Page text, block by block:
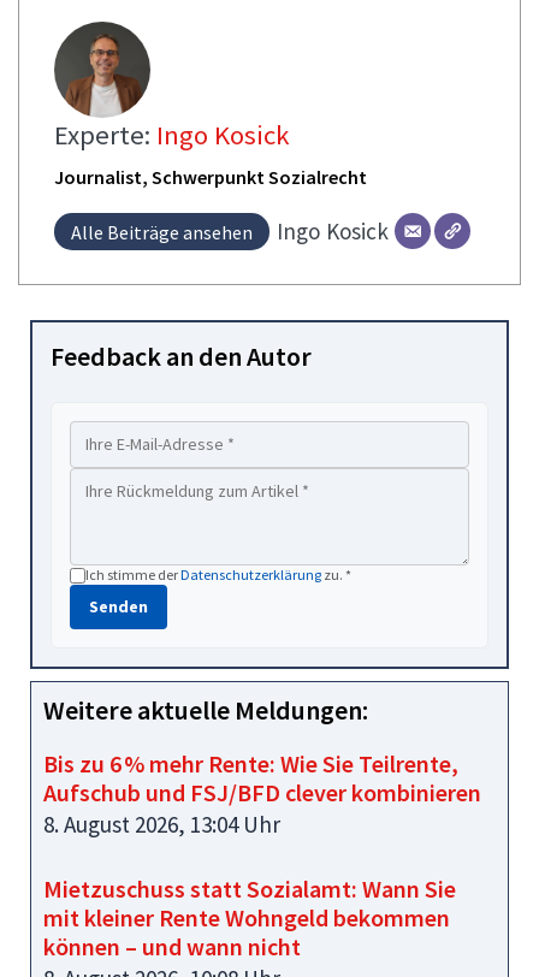
Experte: Ingo Kosick
Journalist, Schwerpunkt Sozialrecht
Alle Beiträge ansehen Ingo Kosick
Feedback an den Autor
Ich stimme derDatenschutzerklärung zu. *
Senden
Weitere aktuelle Meldungen:
Bis zu 6 % mehr Rente: Wie Sie Teilrente,
Aufschub und FSJ/BFD clever kombinieren
8. August 2026, 13:04 Uhr
Mietzuschuss statt Sozialamt: Wann Sie
mit kleiner Rente Wohngeld bekommen
können – und wann nicht